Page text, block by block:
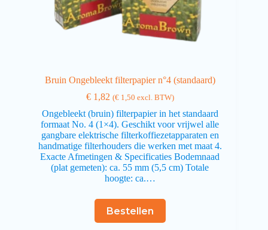
Bruin Ongebleekt filterpapier n°4 (standaard)
€1,82 (€1,50 excl. BTW)
Ongebleekt (bruin) filterpapier in het standaard
formaat No. 4 (1×4). Geschikt voor vrijwel alle
gangbare elektrische filterkoffiezetapparaten en
handmatige filterhouders die werken met maat 4.
Exacte Afmetingen & Specificaties Bodemnaad
(plat gemeten): ca. 55 mm (5,5 cm) Totale
hoogte: ca.…
Bestellen